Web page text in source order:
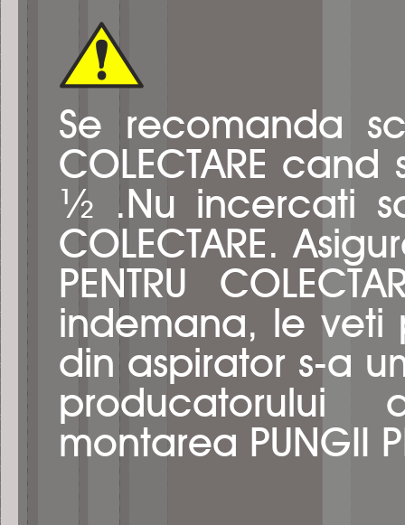
Se recomanda
COLECTARE
½ .Nu incercati sa
COLECTARE.
PENTRU
indemana, le
din aspirator s-a
producatorului
montarea PUNGII